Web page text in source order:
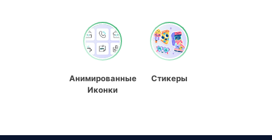
Анимированные
Иконки
Стикеры